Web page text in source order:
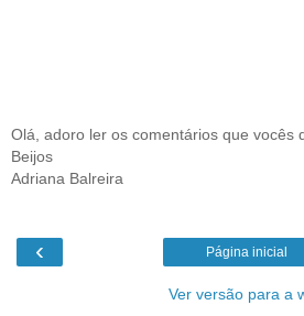
Olá, adoro ler os comentários que vocês
Beijos
Adriana Balreira
‹ Página inicial
Ver versão para a